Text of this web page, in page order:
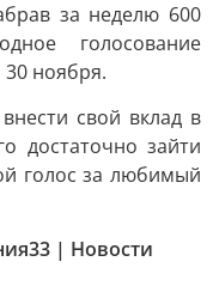
за неделю 600
голосование
30 ноября.
свой вклад в
достаточно зайти
голос за любимый
| Новости